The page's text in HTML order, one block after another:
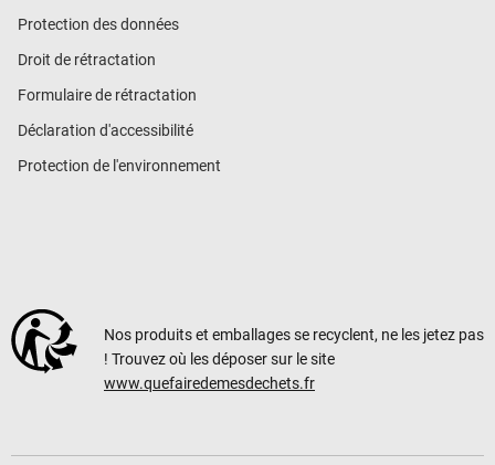
Protection des données
Droit de rétractation
Formulaire de rétractation
Déclaration d'accessibilité
Protection de l'environnement
Nos produits et emballages se recyclent, ne les jetez pas
! Trouvez où les déposer sur le site
www.quefairedemesdechets.fr